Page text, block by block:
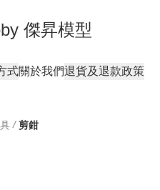
傑昇模型
式關於我們退貨及退款政策
/ 剪鉗